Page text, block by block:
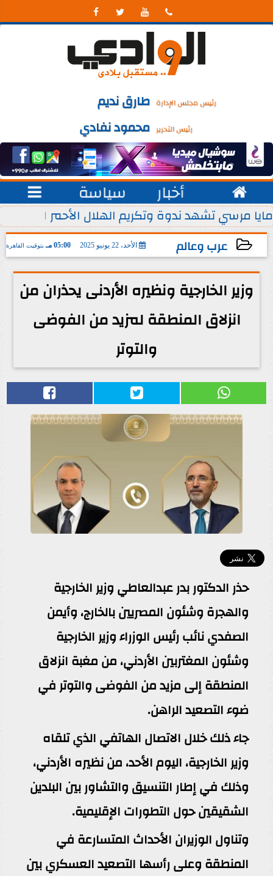
   
رئيس مجلس الإدارة طارق نديم
رئيس التحرير محمود نفادي
 أخبار سياسة 
يوليو من كل عام
مايا مرسي تشهد ندوة وتكريم الهلال الأحمر
عرب وعالم الأحد، 22 يونيو 2025 05:00 مـ بتوقيت القاهرة
2025-06-22 17:00:44
وزير الخارجية ونظيره الأردنى يحذران من
انزلاق المنطقة لمزيد من الفوضى
والتوتر
حذر الدكتور بدر عبدالعاطي وزير الخارجية
والهجرة وشئون المصريين بالخارج، وأيمن
الصفدي نائب رئيس الوزراء وزير الخارجية
وشئون المغتربين الأردني، من مغبة انزلاق
المنطقة إلى مزيد من الفوضى والتوتر في
ضوء التصعيد الراهن.
جاء ذلك خلال الاتصال الهاتفي الذي تلقاه
وزير الخارجية، اليوم الأحد، من نظيره الأردني،
وذلك في إطار التنسيق والتشاور بين البلدين
الشقيقين حول التطورات الإقليمية.
وتناول الوزيران الأحداث المتسارعة في
المنطقة وعلى رأسها التصعيد العسكري بين